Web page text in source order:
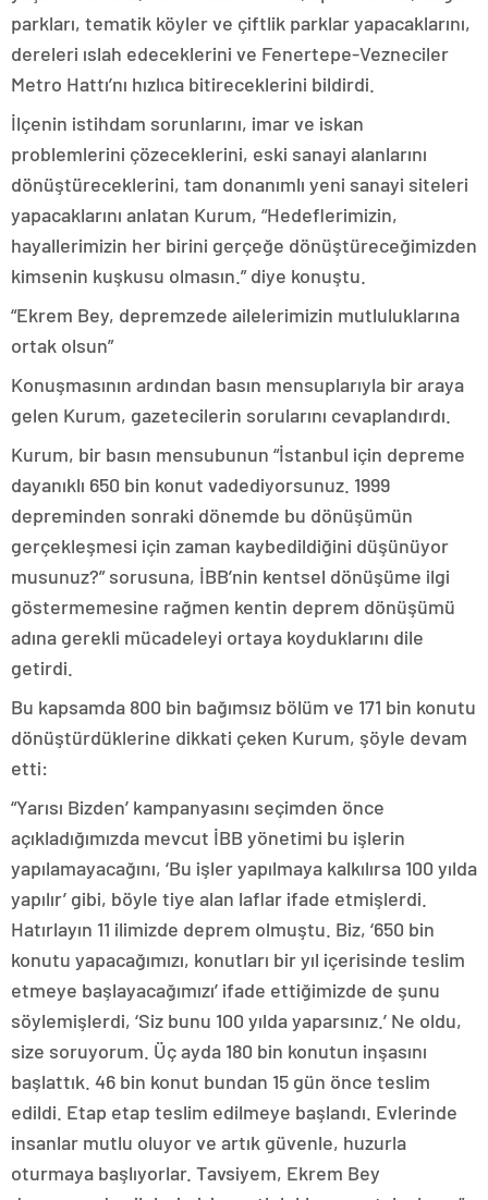
parkları, tematik köyler ve çiftlik parklar yapacaklarını,
dereleri ıslah edeceklerini ve Fenertepe-Vezneciler
Metro Hattı’nı hızlıca bitireceklerini bildirdi.
İlçenin istihdam sorunlarını, imar ve iskan
problemlerini çözeceklerini, eski sanayi alanlarını
dönüştüreceklerini, tam donanımlı yeni sanayi siteleri
yapacaklarını anlatan Kurum, “Hedeflerimizin,
hayallerimizin her birini gerçeğe dönüştüreceğimizden
kimsenin kuşkusu olmasın.” diye konuştu.
“Ekrem Bey, depremzede ailelerimizin mutluluklarına
ortak olsun”
Konuşmasının ardından basın mensuplarıyla bir araya
gelen Kurum, gazetecilerin sorularını cevaplandırdı.
Kurum, bir basın mensubunun “İstanbul için depreme
dayanıklı 650 bin konut vadediyorsunuz. 1999
depreminden sonraki dönemde bu dönüşümün
gerçekleşmesi için zaman kaybedildiğini düşünüyor
musunuz?” sorusuna, İBB’nin kentsel dönüşüme ilgi
göstermemesine rağmen kentin deprem dönüşümü
adına gerekli mücadeleyi ortaya koyduklarını dile
getirdi.
Bu kapsamda 800 bin bağımsız bölüm ve 171 bin konutu
dönüştürdüklerine dikkati çeken Kurum, şöyle devam
etti:
“Yarısı Bizden’ kampanyasını seçimden önce
açıkladığımızda mevcut İBB yönetimi bu işlerin
yapılamayacağını, ‘Bu işler yapılmaya kalkılırsa 100 yılda
yapılır’ gibi, böyle tiye alan laflar ifade etmişlerdi.
Hatırlayın 11 ilimizde deprem olmuştu. Biz, ‘650 bin
konutu yapacağımızı, konutları bir yıl içerisinde teslim
etmeye başlayacağımızı’ ifade ettiğimizde de şunu
söylemişlerdi, ‘Siz bunu 100 yılda yaparsınız.’ Ne oldu,
size soruyorum. Üç ayda 180 bin konutun inşasını
başlattık. 46 bin konut bundan 15 gün önce teslim
edildi. Etap etap teslim edilmeye başlandı. Evlerinde
insanlar mutlu oluyor ve artık güvenle, huzurla
oturmaya başlıyorlar. Tavsiyem, Ekrem Bey